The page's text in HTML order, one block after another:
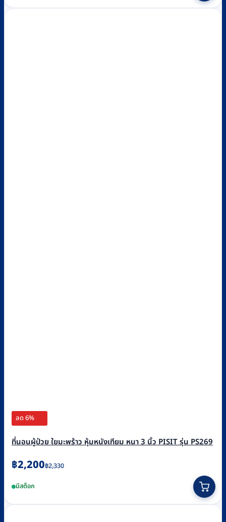
ลด 6%
ที่นอนผู้ป่วย ใยมะพร้าว หุ้มหนังเทียม หนา 3 นิ้ว PISIT รุ่น PS269
฿2,330
Original
was:
฿2,330.
฿2,200
Current
is:
฿2,200.
มีสต็อก